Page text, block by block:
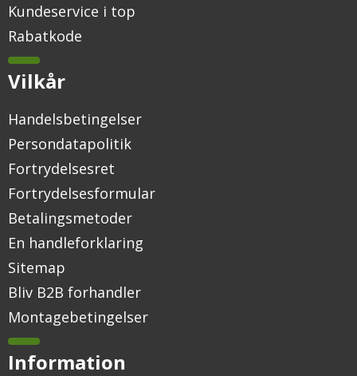
Kundeservice i top
Rabatkode
Vilkår
Handelsbetingelser
Persondatapolitik
Fortrydelsesret
Fortrydelsesformular
Betalingsmetoder
En handleforklaring
Sitemap
Bliv B2B forhandler
Montagebetingelser
Information